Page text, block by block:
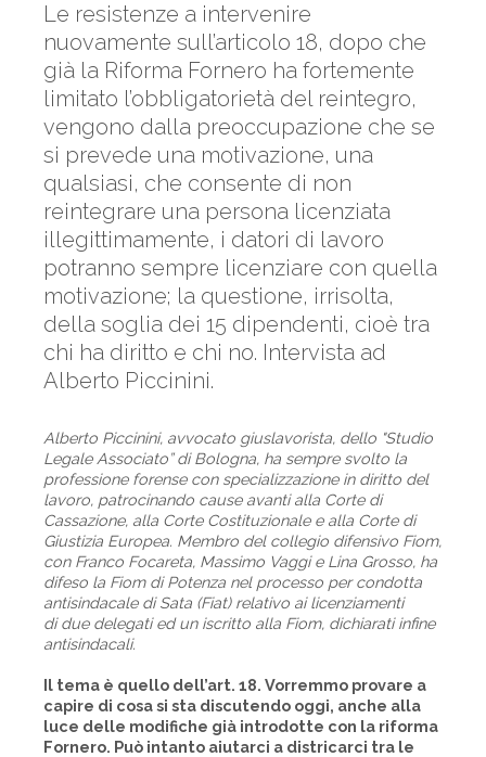
Le resistenze a intervenire
nuovamente sull’articolo 18, dopo che
già la Riforma Fornero ha fortemente
limitato l’obbligatorietà del reintegro,
vengono dalla preoccupazione che se
si prevede una motivazione, una
qualsiasi, che consente di non
reintegrare una persona licenziata
illegittimamente, i datori di lavoro
potranno sempre licenziare con quella
motivazione; la questione, irrisolta,
della soglia dei 15 dipendenti, cioè tra
chi ha diritto e chi no. Intervista ad
Alberto Piccinini.
Alberto Piccinini, avvocato giuslavorista, dello "Studio
Legale Associato” di Bologna, ha sempre svolto la
professione forense con specializzazione in diritto del
lavoro, patrocinando cause avanti alla Corte di
Cassazione, alla Corte Costituzionale e alla Corte di
Giustizia Europea. Membro del collegio difensivo Fiom,
con Franco Focareta, Massimo Vaggi e Lina Grosso, ha
difeso la Fiom di Potenza nel processo per condotta
antisindacale di Sata (Fiat) relativo ai licenziamenti
di due delegati ed un iscritto alla Fiom, dichiarati infine
antisindacali.
Il tema è quello dell’art. 18. Vorremmo provare a
capire di cosa si sta discutendo oggi, anche alla
luce delle modifiche già introdotte con la riforma
Fornero. Può intanto aiutarci a districarci tra le